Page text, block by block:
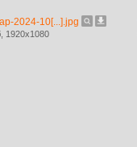
2024-10[...].jpg
1920x1080